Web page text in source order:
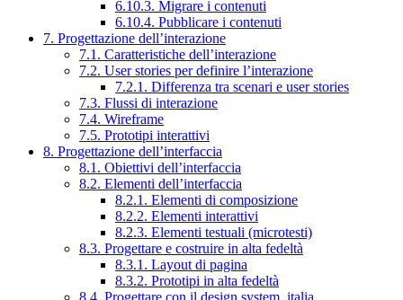
6.10.3. Migrare i contenuti
6.10.4. Pubblicare i contenuti
7. Progettazione dell’interazione
7.1. Caratteristiche dell’interazione
7.2. User stories per definire l’interazione
7.2.1. Differenza tra scenari e user stories
7.3. Flussi di interazione
7.4. Wireframe
7.5. Prototipi interattivi
8. Progettazione dell’interfaccia
8.1. Obiettivi dell’interfaccia
8.2. Elementi dell’interfaccia
8.2.1. Elementi di composizione
8.2.2. Elementi interattivi
8.2.3. Elementi testuali (microtesti)
8.3. Progettare e costruire in alta fedeltà
8.3.1. Layout di pagina
8.3.2. Prototipi in alta fedeltà
8.4. Progettare con il design system .italia